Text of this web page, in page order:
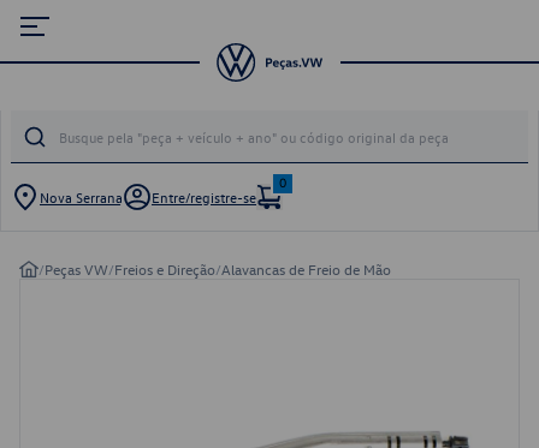
Nova Serrana Entre/registre-se
0
/Peças VW/Freios e Direção/Alavancas de Freio de Mão